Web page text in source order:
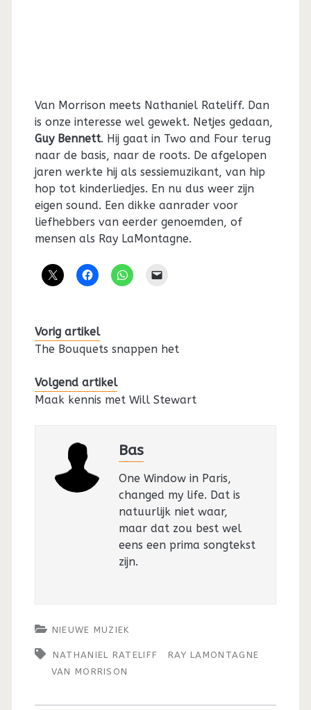
Van Morrison meets Nathaniel Rateliff. Dan
is onze interesse wel gewekt. Netjes gedaan,
Guy Bennett. Hij gaat in Two and Four terug
naar de basis, naar de roots. De afgelopen
jaren werkte hij als sessiemuzikant, van hip
hop tot kinderliedjes. En nu dus weer zijn
eigen sound. Een dikke aanrader voor
liefhebbers van eerder genoemden, of
mensen als Ray LaMontagne.
Vorig artikel
The Bouquets snappen het
Volgend artikel
Maak kennis met Will Stewart
Bas
One Window in Paris,
changed my life. Dat is
natuurlijk niet waar,
maar dat zou best wel
eens een prima songtekst
zijn.
NIEUWE MUZIEK
NATHANIEL RATELIFF
RAY LAMONTAGNE
VAN MORRISON